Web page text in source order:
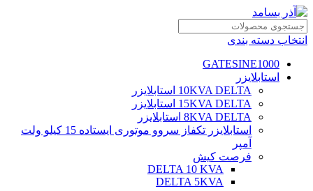
انتخاب دسته بندی
GATESINE1000
استابلایزر
10KVA DELTA استابلایزر
15KVA DELTA استابلایزر
8KVA DELTA استابلایزر
استابلایزر تکفاز سروو موتوری ایستاده 15 کیلو ولت
آمپر
فرصت کیش
DELTA 10 KVA
DELTA 5KVA